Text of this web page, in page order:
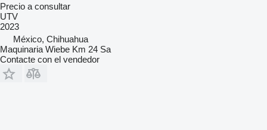
Precio a consultar
UTV
2023
México, Chihuahua
Maquinaria Wiebe Km 24 Sa
Contacte con el vendedor